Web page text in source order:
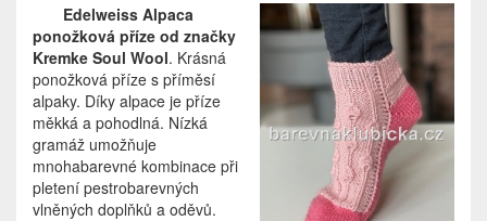
Edelweiss Alpaca
ponožková příze od značky
Kremke Soul Wool. Krásná
ponožková příze s příměsí
alpaky. Díky alpace je příze
měkká a pohodlná. Nízká
gramáž umožňuje
mnohabarevné kombinace při
pletení pestrobarevných
vlněných doplňků a oděvů.